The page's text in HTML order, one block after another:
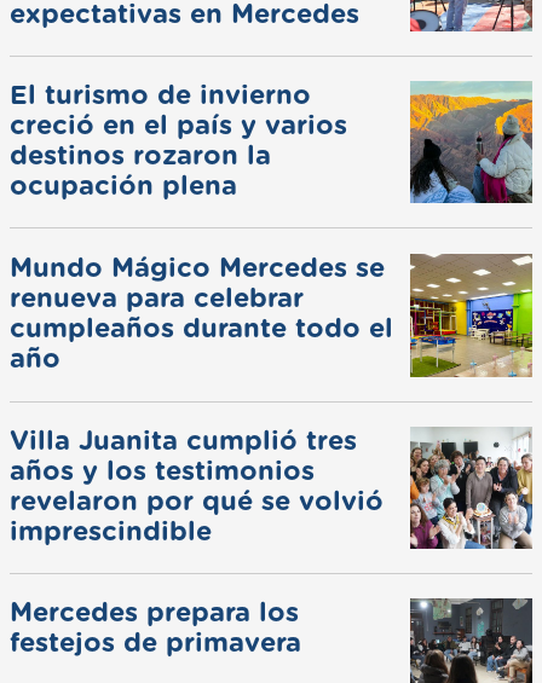
expectativas en Mercedes
El turismo de invierno
creció en el país y varios
destinos rozaron la
ocupación plena
Mundo Mágico Mercedes se
renueva para celebrar
cumpleaños durante todo el
año
Villa Juanita cumplió tres
años y los testimonios
revelaron por qué se volvió
imprescindible
Mercedes prepara los
festejos de primavera